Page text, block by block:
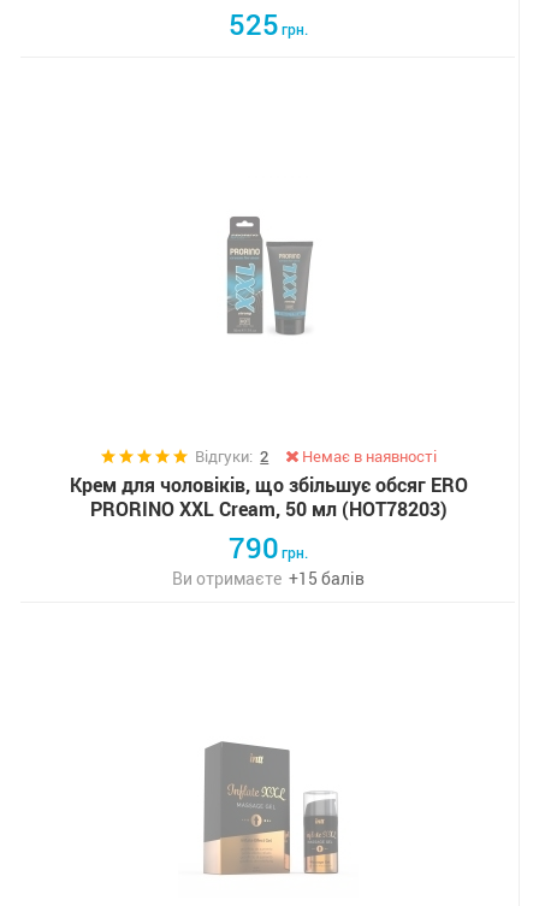
525грн.
Відгуки:2 Немає в наявності
Крем для чоловіків, що збільшує обсяг ERO
PRORINO XXL Cream, 50 мл (HOT78203)
790грн.
Ви отримаєте +15 балів